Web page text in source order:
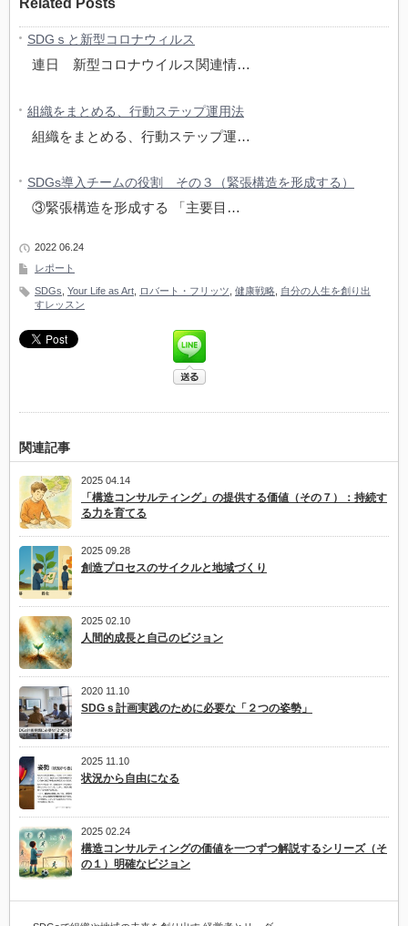
SDGｓと新型コロナウィルス
連日 新型コロナウイルス関連情…
組織をまとめる、行動ステップ運用法
組織をまとめる、行動ステップ運…
SDGs導入チームの役割 その３（緊張構造を形成する）
③緊張構造を形成する 「主要目…
2022 06.24
レポート
SDGs Your Life as Art ロバート・フリッツ 健康戦略 自分の人生を創り出
すレッスン
関連記事
2025 04.14
「構造コンサルティング」の提供する価値（その７）：持続す
る力を育てる
2025 09.28
創造プロセスのサイクルと地域づくり
2025 02.10
人間的成長と自己のビジョン
2020 11.10
SDGｓ計画実践のために必要な「２つの姿勢」
2025 11.10
状況から自由になる
2025 02.24
構造コンサルティングの価値を一つずつ解説するシリーズ（そ
の１）明確なビジョン